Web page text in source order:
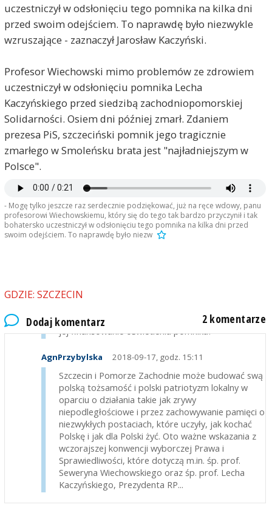
uczestniczył w odsłonięciu tego pomnika na kilka dni
przed swoim odejściem. To naprawdę było niezwykle
wzruszające - zaznaczył Jarosław Kaczyński.
Profesor Wiechowski mimo problemów ze zdrowiem
uczestniczył w odsłonięciu pomnika Lecha
Kaczyńskiego przed siedzibą zachodniopomorskiej
Solidarności. Osiem dni później zmarł. Zdaniem
prezesa PiS, szczeciński pomnik jego tragicznie
zmarłego w Smoleńsku brata jest "najładniejszym w
Polsce".
- Mogę tylko jeszcze raz serdecznie podziękować, już na ręce wdowy, panu
profesorowi Wiechowskiemu, który się do tego tak bardzo przyczynił i tak
bohatersko uczestniczył w odsłonięciu tego pomnika na kilka dni przed
swoim odejściem. To naprawdę było niezw
GDZIE: SZCZECIN
Dodaj komentarz 2 komentarze
Stetinensis
Czy już wpłynęły przeprosiny za "pisowską Eneę" i
jej finansowanie oświetlenia pomnika?
AgnPrzybylska 2018-09-17, godz. 15:11
Szczecin i Pomorze Zachodnie może budować swą
polską tożsamość i polski patriotyzm lokalny w
oparciu o działania takie jak zrywy
niepodległościowe i przez zachowywanie pamięci o
niezwykłych postaciach, które uczyły, jak kochać
Polskę i jak dla Polski żyć. Oto ważne wskazania z
wczorajszej konwencji wyborczej Prawa i
Sprawiedliwości, które dotyczą m.in. śp. prof.
Seweryna Wiechowskiego oraz śp. prof. Lecha
Kaczyńskiego, Prezydenta RP...